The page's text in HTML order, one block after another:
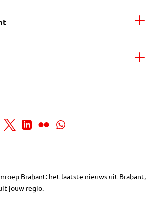
Brabant: het laatste nieuws uit Brabant,
jouw regio.